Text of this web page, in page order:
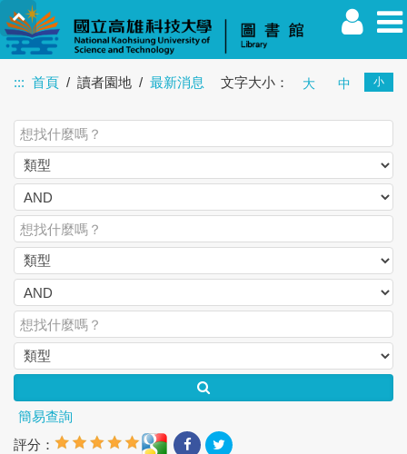
教職員 學生 校友 其他 訪客
::: 首頁 讀者園地 最新消息 文字大小： 大 中 小
簡易查詢
評分：